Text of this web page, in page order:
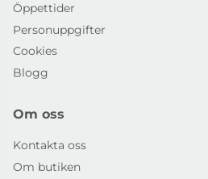
Öppettider
Personuppgifter
Cookies
Blogg
Om oss
Kontakta oss
Om butiken